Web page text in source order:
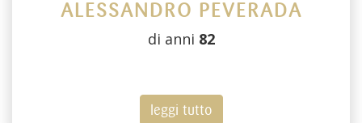
ALESSANDRO PEVERADA
di anni 82
leggi tutto